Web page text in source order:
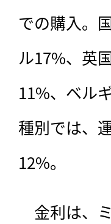
での購入。
ル17%、英
11%、ベル
種別では、
12%。
金利は、